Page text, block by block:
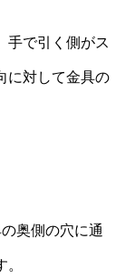
手で引く側がス
に対して金具の
奥側の穴に通